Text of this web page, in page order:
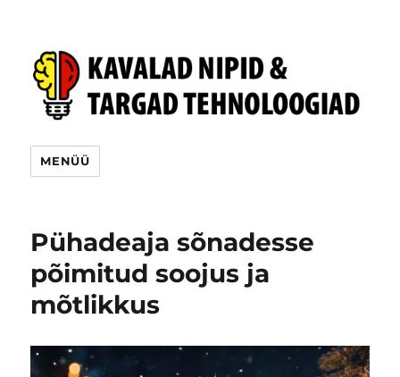
MENÜÜ
Pühadeaja sõnadesse
põimitud soojus ja
mõtlikkus